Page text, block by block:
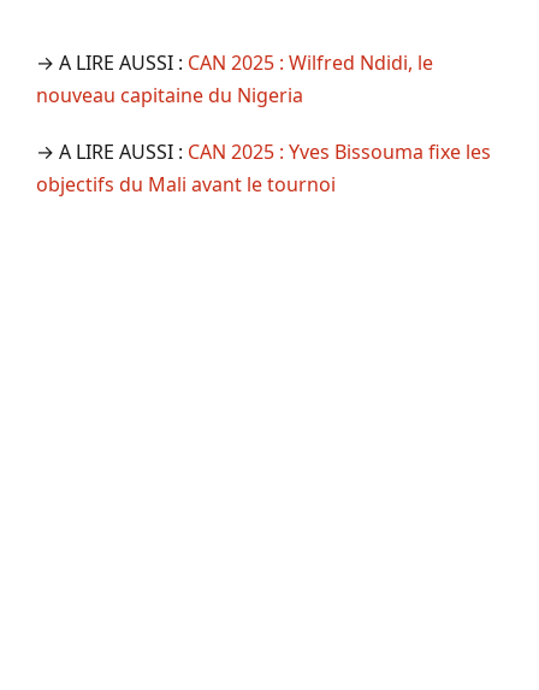
→ A LIRE AUSSI : CAN 2025 : Wilfred Ndidi, le
nouveau capitaine du Nigeria
→ A LIRE AUSSI : CAN 2025 : Yves Bissouma fixe les
objectifs du Mali avant le tournoi